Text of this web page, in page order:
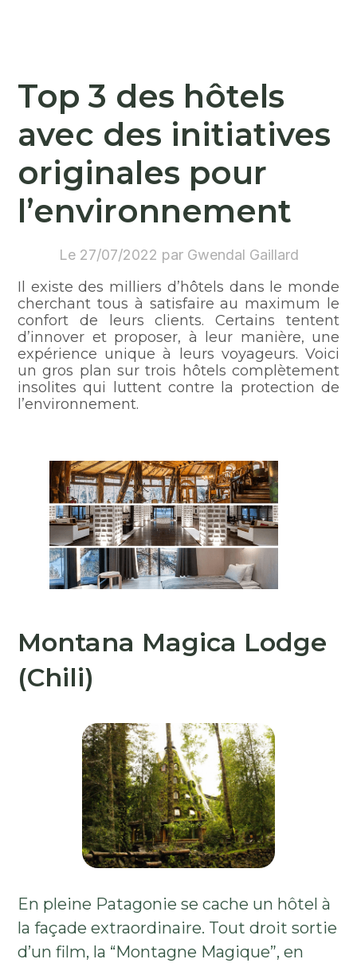
Top 3 des hôtels
avec des initiatives
originales pour
l’environnement
Le 27/07/2022 par Gwendal Gaillard
Il existe des milliers d’hôtels dans le monde
cherchant tous à satisfaire au maximum le
confort de leurs clients. Certains tentent
d’innover et proposer, à leur manière, une
expérience unique à leurs voyageurs. Voici
un gros plan sur trois hôtels complètement
insolites qui luttent contre la protection de
l’environnement.
Montana Magica Lodge
(Chili)
En pleine Patagonie se cache un hôtel à
la façade extraordinaire. Tout droit sortie
d’un film, la “Montagne Magique”, en